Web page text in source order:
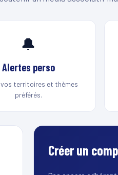
🔔
Alertes perso
vos territoires et thèmes
préférés.
Créer un